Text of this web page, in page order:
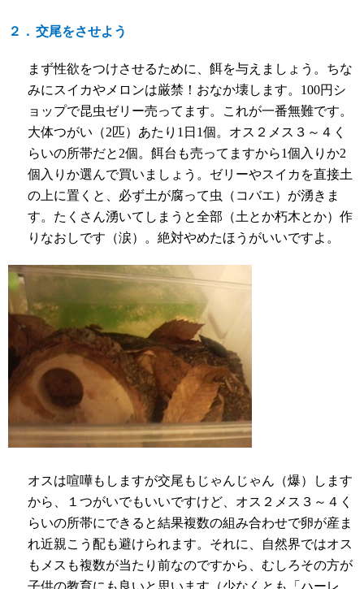
２． 交尾をさせよう
まず性欲をつけさせるために、餌を与えましょう。ちな
みにスイカやメロンは厳禁！おなか壊します。 100円シ
ョップで昆虫ゼリー売ってます。これが一番無難です。
大体つがい（2匹）あたり 1 日 1個。オス２メス３～４く
らいの所帯だと 2個。餌台も売ってますから1個入りか2
個入りか選んで買いましょう。ゼリーやスイカを直接土
の上に置くと、必ず土が腐って虫（コバエ）が湧きま
す。たくさん湧いてしまうと全部（土とか朽木とか）作
りなおしです（涙）。絶対やめたほうがいいですよ。
オスは喧嘩もしますが交尾もじゃんじゃん（爆）します
から、１つがいでもいいですけど、オス２メス３～４く
らいの所帯にできると結果複数の組み合わせで卵が産ま
れ近親こう配も避けられます。それに、自然界ではオス
もメスも複数が当たり前なのですから、むしろその方が
子供の教育にも良いと思います（少なくとも「ハーレ